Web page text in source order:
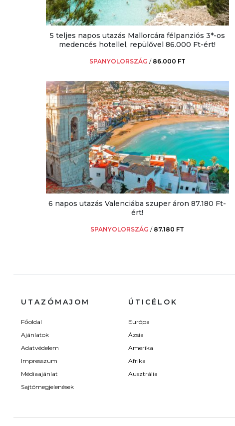
5 teljes napos utazás Mallorcára félpanziós 3*-os
medencés hotellel, repülővel 86.000 Ft-ért!
SPANYOLORSZÁG / 86.000 FT
6 napos utazás Valenciába szuper áron 87.180 Ft-
ért!
SPANYOLORSZÁG / 87.180 FT
UTAZÓMAJOM
Főoldal
Ajánlatok
Adatvédelem
Impresszum
Médiaajánlat
Sajtómegjelenések
ÚTICÉLOK
Európa
Ázsia
Amerika
Afrika
Ausztrália